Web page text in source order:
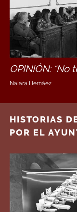
OPINIÓN: “No
Naiara Hernáez
HISTORIAS
POR EL